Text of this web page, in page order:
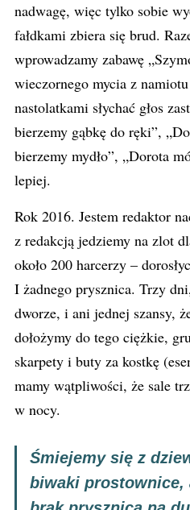
nadwagę, więc tylko sobie
fałdkami zbiera się brud.
wprowadzamy zabawę
wieczornego mycia z
nastolatkami słychać głos
bierzemy gąbkę do ręki”,
bierzemy mydło”, „Dorota
lepiej.
Rok 2016. Jestem redaktor
z redakcją jedziemy na zlot
około 200 harcerzy –
I żadnego prysznica. Trzy
dworze, i ani jednej szansy,
dołożymy do tego ciężkie,
skarpety i buty za kostkę
mamy wątpliwości, że sale
w nocy.
Śmiejemy się z
biwaki prostownice,